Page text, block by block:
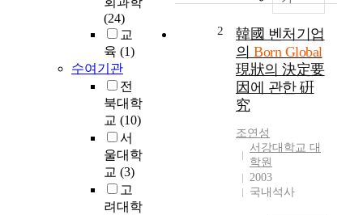
(24)
교
육 (1)
수여기관
전
북대학
교 (10)
서
울대학
교 (3)
고
려대학
2
韓國 벤처기업
의 Born Global
現狀의 決定要
因에 관한 硏
究
조연성
서강대학교 대
학원
2003
국내석사